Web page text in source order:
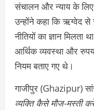
संचालन और न्याय के लिए
उन्होंने कहा कि ऋग्वेद
नीतियों का ज्ञान
आर्थिक व्यवस्था और
नियम बताए गए थे।
गाजीपुर (Ghazipur)
व्यक्ति कैसे मौज-मस्ती